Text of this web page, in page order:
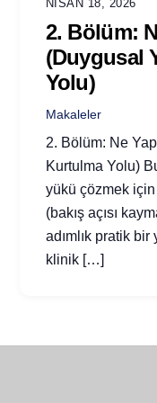
NISAN 18, 2026
2. Bölüm:
(Duygusal
Yolu)
Makaleler
2. Bölüm: Ne
Kurtulma Yolu)
yükü çözmek
(bakış açısı
adımlık pratik
klinik […]